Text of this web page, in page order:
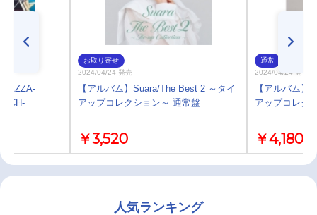
お取り寄せ
2024/04/24 発売
【アルバム】Suara/The Best 2 ～タイ
アップコレクション～ 通常盤
￥3,520
通常
2024/04/24 発売
【アルバム】
アップコレク
￥4,180
人気ランキング